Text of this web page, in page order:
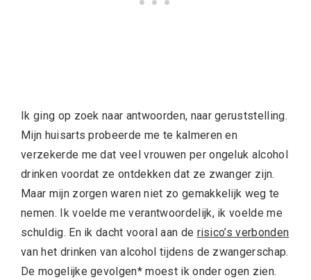
Ik ging op zoek naar antwoorden, naar geruststelling.
Mijn huisarts probeerde me te kalmeren en
verzekerde me dat veel vrouwen per ongeluk alcohol
drinken voordat ze ontdekken dat ze zwanger zijn.
Maar mijn zorgen waren niet zo gemakkelijk weg te
nemen. Ik voelde me verantwoordelijk, ik voelde me
schuldig. En ik dacht vooral aan de risico’s verbonden
van het drinken van alcohol tijdens de zwangerschap.
De mogelijke gevolgen* moest ik onder ogen zien.